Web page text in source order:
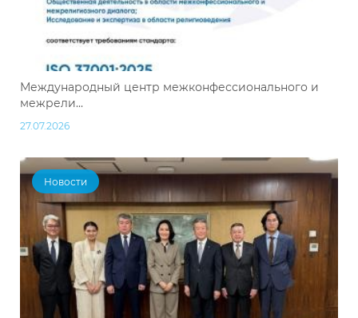
Международный центр межконфессионального и
межрели...
27.07.2026
Новости